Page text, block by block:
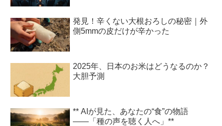
発見！辛くない大根おろしの秘密｜外
側5mmの皮だけが辛かった
2025年、日本のお米はどうなるのか？
大胆予測
** AIが見た、あなたの“食”の物語
――「種の声を聴く人へ」**